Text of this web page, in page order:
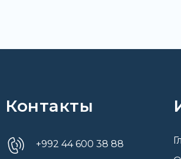
Контакты
+992 44 600 38 88